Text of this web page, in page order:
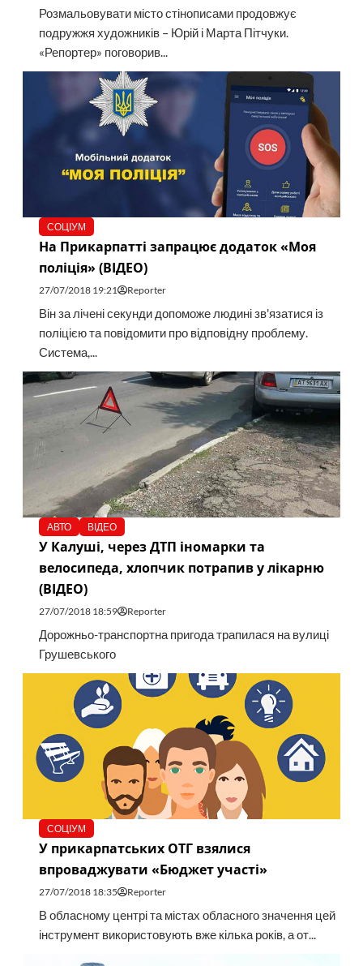
Розмальовувати місто стінописами продовжує
подружжя художників – Юрій і Марта Пітчуки.
«Репортер» поговорив...
СОЦІУМ
На Прикарпатті запрацює додаток «Моя
поліція» (ВІДЕО)
27/07/2018 19:21 Reporter
Він за лічені секунди допоможе людині зв'язатися із
поліцією та повідомити про відповідну проблему.
Система,...
АВТО ВІДЕО
У Калуші, через ДТП іномарки та
велосипеда, хлопчик потрапив у лікарню
(ВІДЕО)
27/07/2018 18:59 Reporter
Дорожньо-транспортна пригода трапилася на вулиці
Грушевського
СОЦІУМ
У прикарпатських ОТГ взялися
впроваджувати «Бюджет участі»
27/07/2018 18:35 Reporter
В обласному центрі та містах обласного значення цей
інструмент використовують вже кілька років, а от...